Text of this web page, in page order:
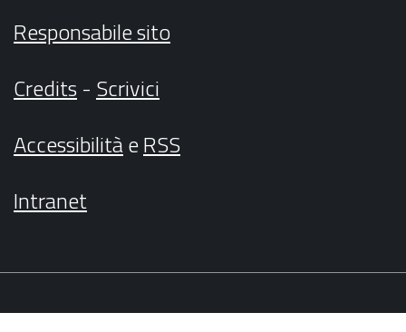
Responsabile sito
Credits- Scrivici
AccessibilitàeRSS
Intranet